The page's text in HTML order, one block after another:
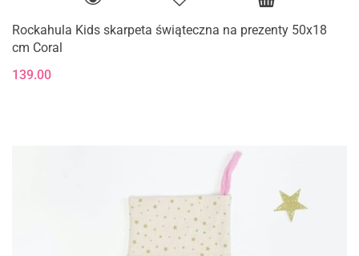
Rockahula Kids skarpeta świąteczna na prezenty 50x18
cm Coral
139.00